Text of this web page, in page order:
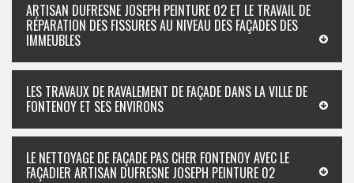
ARTISAN DUFRESNE JOSEPH PEINTURE 02 ET LE TRAVAIL DE
RÉPARATION DES FISSURES AU NIVEAU DES FAÇADES DES
IMMEUBLES
LES TRAVAUX DE RAVALEMENT DE FAÇADE DANS LA VILLE DE
FONTENOY ET SES ENVIRONS
LE NETTOYAGE DE FAÇADE PAS CHER FONTENOY AVEC LE
FAÇADIER ARTISAN DUFRESNE JOSEPH PEINTURE 02